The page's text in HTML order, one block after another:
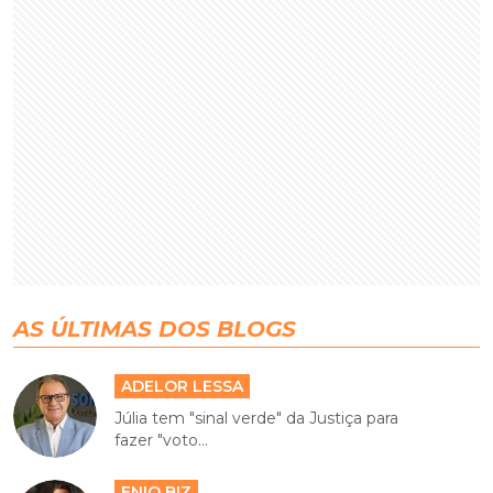
AS ÚLTIMAS DOS BLOGS
ADELOR LESSA
Júlia tem "sinal verde" da Justiça para
fazer "voto...